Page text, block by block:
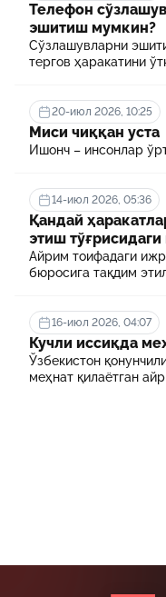
Телефон
эшитиш мумкин?
Сўзлашувларни
тергов ҳаракатини
20-июл 2026, 10:25
Миси чиққан уста
Ишонч – инсонлар
14-июл 2026, 05:36
Қандай
этиш
ҳисобланади? 5
Айрим тоифадаги
бюросига тақдим
16-июл 2026, 04:07
Кучли иссиқда
Ўзбекистон
меҳнат қилаётган